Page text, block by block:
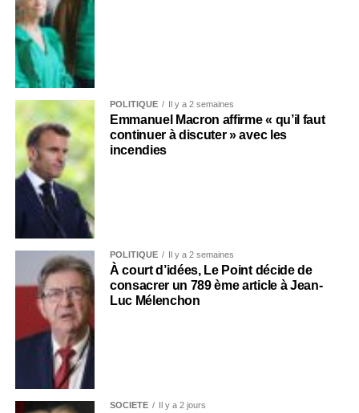
POLITIQUE Il y a 2 semaines
Emmanuel Macron affirme « qu’il faut
continuer à discuter » avec les
incendies
POLITIQUE Il y a 2 semaines
À court d’idées, Le Point décide de
consacrer un 789 ème article à Jean-
Luc Mélenchon
SOCIÉTÉ Il y a 2 jours